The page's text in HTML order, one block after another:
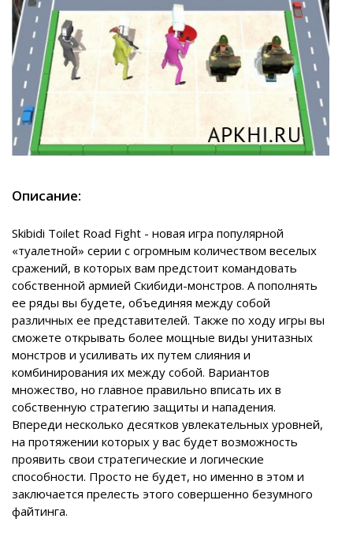
Описание:
Skibidi Toilet Road Fight - новая игра популярной
«туалетной» серии с огромным количеством веселых
сражений, в которых вам предстоит командовать
собственной армией Скибиди-монстров. А пополнять
ее ряды вы будете, объединяя между собой
различных ее представителей. Также по ходу игры вы
сможете открывать более мощные виды унитазных
монстров и усиливать их путем слияния и
комбинирования их между собой. Вариантов
множество, но главное правильно вписать их в
собственную стратегию защиты и нападения.
Впереди несколько десятков увлекательных уровней,
на протяжении которых у вас будет возможность
проявить свои стратегические и логические
способности. Просто не будет, но именно в этом и
заключается прелесть этого совершенно безумного
файтинга.